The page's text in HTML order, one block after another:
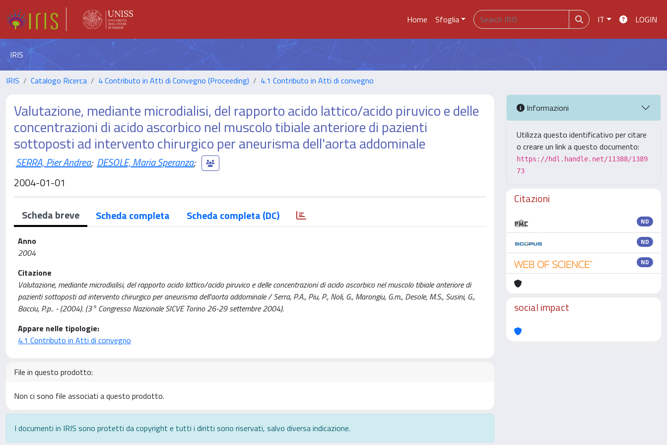
Home Sfoglia IT LOGIN
IRIS
IRIS Catalogo Ricerca 4 Contributo in Atti di Convegno (Proceeding) 4.1 Contributo in Atti di convegno
Valutazione, mediante microdialisi, del rapporto acido lattico/acido piruvico e delle
concentrazioni di acido ascorbico nel muscolo tibiale anteriore di pazienti
sottoposti ad intervento chirurgico per aneurisma dell'aorta addominale
SERRA, Pier Andrea; DESOLE, Maria Speranza;
2004-01-01
Scheda breve Scheda completa Scheda completa (DC)
Anno
2004
Citazione
Valutazione, mediante microdialisi, del rapporto acido lattico/acido piruvico e delle concentrazioni di acido ascorbico nel muscolo tibiale anteriore di
pazienti sottoposti ad intervento chirurgico per aneurisma dell'aorta addominale / Serra, P.A., Piu, P., Noli, G., Marongiu, G.m., Desole, M.S., Susini, G.,
Bacciu, P.p.. - (2004). (3° Congresso Nazionale SICVE Torino 26-29 settembre 2004).
Appare nelle tipologie:
4.1 Contributo in Atti di convegno
File in questo prodotto:
Non ci sono file associati a questo prodotto.
I documenti in IRIS sono protetti da copyright e tutti i diritti sono riservati, salvo diversa indicazione.
Informazioni
Utilizza questo identificativo per citare
o creare un link a questo documento:
https://hdl.handle.net/11388/1389
73
Citazioni
ND
ND
ND
social impact